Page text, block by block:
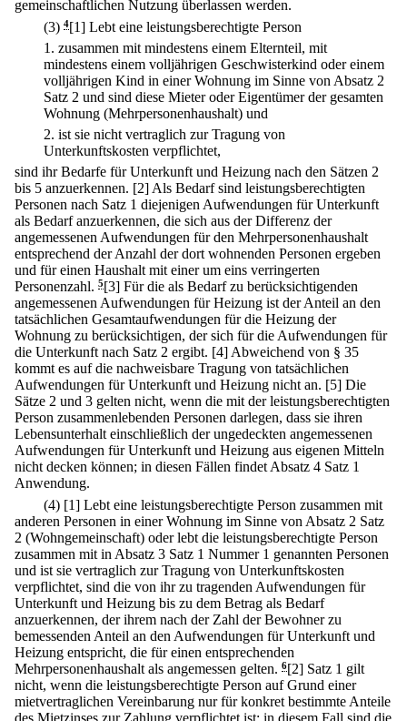
gemeinschaftlichen Nutzung überlassen werden.
(3) 4[1] Lebt eine leistungsberechtigte Person
1. zusammen mit mindestens einem Elternteil, mit
mindestens einem volljährigen Geschwisterkind oder einem
volljährigen Kind in einer Wohnung im Sinne von Absatz 2
Satz 2 und sind diese Mieter oder Eigentümer der gesamten
Wohnung (Mehrpersonenhaushalt) und
2. ist sie nicht vertraglich zur Tragung von
Unterkunftskosten verpflichtet,
sind ihr Bedarfe für Unterkunft und Heizung nach den Sätzen 2
bis 5 anzuerkennen. [2] Als Bedarf sind leistungsberechtigten
Personen nach Satz 1 diejenigen Aufwendungen für Unterkunft
als Bedarf anzuerkennen, die sich aus der Differenz der
angemessenen Aufwendungen für den Mehrpersonenhaushalt
entsprechend der Anzahl der dort wohnenden Personen ergeben
und für einen Haushalt mit einer um eins verringerten
Personenzahl. 5[3] Für die als Bedarf zu berücksichtigenden
angemessenen Aufwendungen für Heizung ist der Anteil an den
tatsächlichen Gesamtaufwendungen für die Heizung der
Wohnung zu berücksichtigen, der sich für die Aufwendungen für
die Unterkunft nach Satz 2 ergibt. [4] Abweichend von § 35
kommt es auf die nachweisbare Tragung von tatsächlichen
Aufwendungen für Unterkunft und Heizung nicht an. [5] Die
Sätze 2 und 3 gelten nicht, wenn die mit der leistungsberechtigten
Person zusammenlebenden Personen darlegen, dass sie ihren
Lebensunterhalt einschließlich der ungedeckten angemessenen
Aufwendungen für Unterkunft und Heizung aus eigenen Mitteln
nicht decken können; in diesen Fällen findet Absatz 4 Satz 1
Anwendung.
(4) [1] Lebt eine leistungsberechtigte Person zusammen mit
anderen Personen in einer Wohnung im Sinne von Absatz 2 Satz
2 (Wohngemeinschaft) oder lebt die leistungsberechtigte Person
zusammen mit in Absatz 3 Satz 1 Nummer 1 genannten Personen
und ist sie vertraglich zur Tragung von Unterkunftskosten
verpflichtet, sind die von ihr zu tragenden Aufwendungen für
Unterkunft und Heizung bis zu dem Betrag als Bedarf
anzuerkennen, der ihrem nach der Zahl der Bewohner zu
bemessenden Anteil an den Aufwendungen für Unterkunft und
Heizung entspricht, die für einen entsprechenden
Mehrpersonenhaushalt als angemessen gelten. 6[2] Satz 1 gilt
nicht, wenn die leistungsberechtigte Person auf Grund einer
mietvertraglichen Vereinbarung nur für konkret bestimmte Anteile
des Mietzinses zur Zahlung verpflichtet ist; in diesem Fall sind die